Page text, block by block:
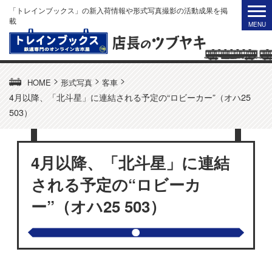
「トレインブックス」の新入荷情報や形式写真撮影の活動成果を掲
載
HOME > 形式写真 > 客車 >
4月以降、「北斗星」に連結される予定の“ロビーカー”（オハ25
503）
4月以降、「北斗星」に連結
される予定の“ロビーカ
ー”（オハ25 503）